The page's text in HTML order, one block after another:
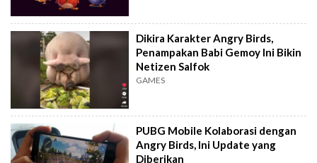
Dikira Karakter Angry Birds,
Penampakan Babi Gemoy Ini Bikin
Netizen Salfok
GAMES
PUBG Mobile Kolaborasi dengan
Angry Birds, Ini Update yang
Diberikan